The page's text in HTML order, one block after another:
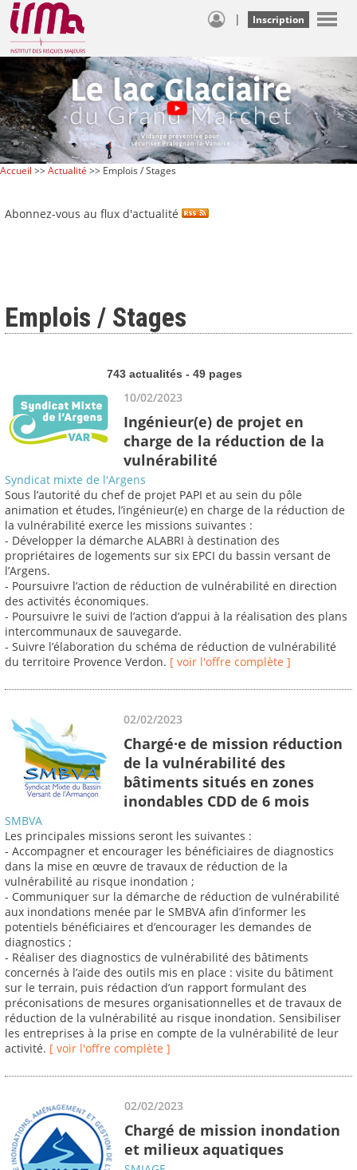
| Inscription
Accueil >>Actualité >> Emplois / Stages
Abonnez-vous au flux d'actualité
Emplois / Stages
743 actualités - 49 pages
10/02/2023
Ingénieur(e) de projet en
charge de la réduction de la
vulnérabilité
Syndicat mixte de l'Argens
Sous l’autorité du chef de projet PAPI et au sein du pôle
animation et études, l’ingénieur(e) en charge de la réduction de
la vulnérabilité exerce les missions suivantes :
- Développer la démarche ALABRI à destination des
propriétaires de logements sur six EPCI du bassin versant de
l’Argens.
- Poursuivre l’action de réduction de vulnérabilité en direction
des activités économiques.
- Poursuivre le suivi de l’action d’appui à la réalisation des plans
intercommunaux de sauvegarde.
- Suivre l’élaboration du schéma de réduction de vulnérabilité
du territoire Provence Verdon. [ voir l'offre complète ]
02/02/2023
Chargé·e de mission réduction
de la vulnérabilité des
bâtiments situés en zones
inondables CDD de 6 mois
SMBVA
Les principales missions seront les suivantes :
- Accompagner et encourager les bénéficiaires de diagnostics
dans la mise en œuvre de travaux de réduction de la
vulnérabilité au risque inondation ;
- Communiquer sur la démarche de réduction de vulnérabilité
aux inondations menée par le SMBVA afin d’informer les
potentiels bénéficiaires et d’encourager les demandes de
diagnostics ;
- Réaliser des diagnostics de vulnérabilité des bâtiments
concernés à l’aide des outils mis en place : visite du bâtiment
sur le terrain, puis rédaction d’un rapport formulant des
préconisations de mesures organisationnelles et de travaux de
réduction de la vulnérabilité au risque inondation. Sensibiliser
les entreprises à la prise en compte de la vulnérabilité de leur
activité. [ voir l'offre complète ]
02/02/2023
Chargé de mission inondation
et milieux aquatiques